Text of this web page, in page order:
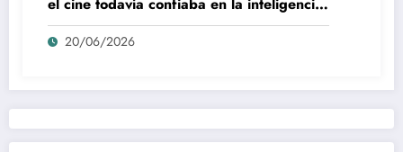
del espectador
20/06/2026